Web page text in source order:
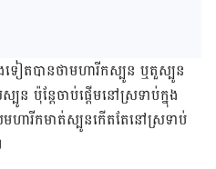
ទៀតបានថាមហារីកស្បូន ឬតួស្បូន​
ន ប៉ុន្តែចាប់ផ្តើមនៅស្រទាប់​ក្នុង
រីក​មាត់​ស្បូនកើត​តែនៅស្រទាប់